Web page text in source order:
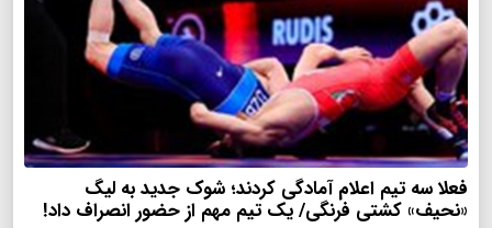
فعلا سه تیم اعلام آمادگی کردند؛ شوک جدید به لیگ
«نحیف» کشتی فرنگی/ یک تیم مهم از حضور انصراف داد!